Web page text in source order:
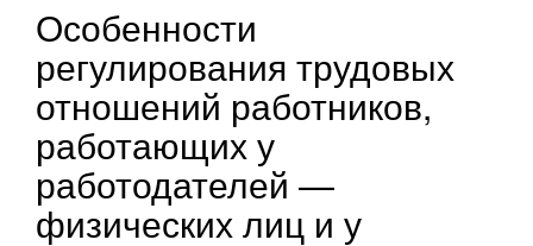
Особенности
регулирования трудовых
отношений работников,
работающих у
работодателей —
физических лиц и у